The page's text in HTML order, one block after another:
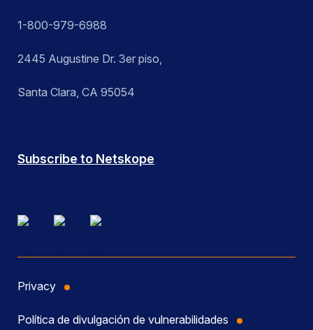
1-800-979-6988
2445 Augustine Dr. 3er piso,
Santa Clara, CA 95054
Subscribe to Netskope
Privacy
Política de divulgación de vulnerabilidades